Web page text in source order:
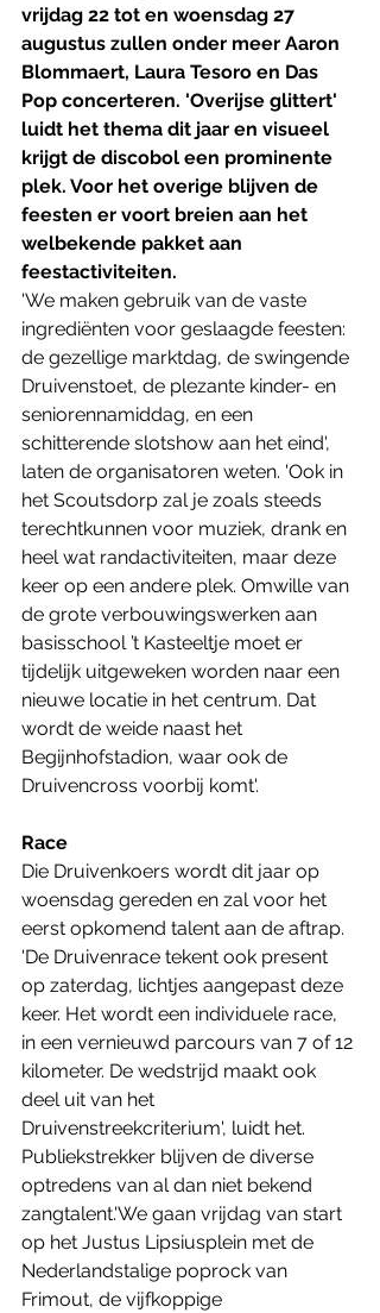
vrijdag 22 tot en woensdag 27
augustus zullen onder meer Aaron
Blommaert, Laura Tesoro en Das
Pop concerteren. 'Overijse glittert'
luidt het thema dit jaar en visueel
krijgt de discobol een prominente
plek. Voor het overige blijven de
feesten er voort breien aan het
welbekende pakket aan
feestactiviteiten.
'We maken gebruik van de vaste
ingrediënten voor geslaagde feesten:
de gezellige marktdag, de swingende
Druivenstoet, de plezante kinder- en
seniorennamiddag, en een
schitterende slotshow aan het eind',
laten de organisatoren weten. 'Ook in
het Scoutsdorp zal je zoals steeds
terechtkunnen voor muziek, drank en
heel wat randactiviteiten, maar deze
keer op een andere plek. Omwille van
de grote verbouwingswerken aan
basisschool ’t Kasteeltje moet er
tijdelijk uitgeweken worden naar een
nieuwe locatie in het centrum. Dat
wordt de weide naast het
Begijnhofstadion, waar ook de
Druivencross voorbij komt'.
Race
Die Druivenkoers wordt dit jaar op
woensdag gereden en zal voor het
eerst opkomend talent aan de aftrap.
'De Druivenrace tekent ook present
op zaterdag, lichtjes aangepast deze
keer. Het wordt een individuele race,
in een vernieuwd parcours van 7 of 12
kilometer. De wedstrijd maakt ook
deel uit van het
Druivenstreekcriterium', luidt het.
Publiekstrekker blijven de diverse
optredens van al dan niet bekend
zangtalent.'We gaan vrijdag van start
op het Justus Lipsiusplein met de
Nederlandstalige poprock van
Frimout, de vijfkoppige